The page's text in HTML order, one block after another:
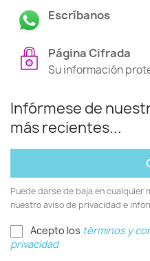
Escríbanos
Página Cifrada
Su información
Infórmese de
más recientes...
Puede darse de baja en cualquier
nuestro aviso de privacidad e
Acepto los términos y
privacidad